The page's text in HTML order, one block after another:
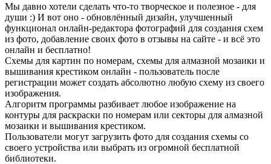
Мы давно хотели сделать что-то творческое и полезное - для
души :) И вот оно - обновлённый дизайн, улучшенный
функционал онлайн-редактора фотографий для создания схем
из фото, добавление своих фото в отзывы на сайте - и всё это
онлайн и бесплатно!
Схемы для картин по номерам, схемы для алмазной мозаики и
вышивания крестиком онлайн - пользователь после
регистрации может создать абсолютно любую схему из своего
изображения.
Алгоритм программы разбивает любое изображение на
контуры для раскраски по номерам или секторы для алмазной
мозаики и вышивания крестиком.
Пользователи могут загрузить фото для создания схемы со
своего устройства или выбрать из огромной бесплатной
библиотеки.